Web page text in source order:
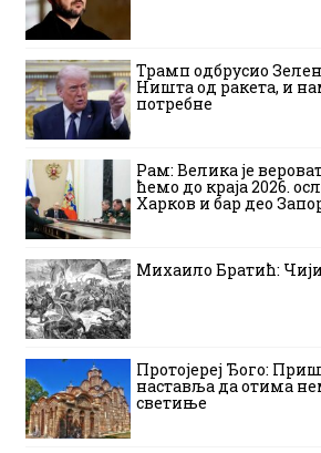
Трамп одбрусио
Ништа од ракета, и
потребне
Рам: Велика је
ћемо до краја 2026.
Харков и бар део
Михаило Братић: Чији
Протојереј Ђого:
наставља да отима
светиње